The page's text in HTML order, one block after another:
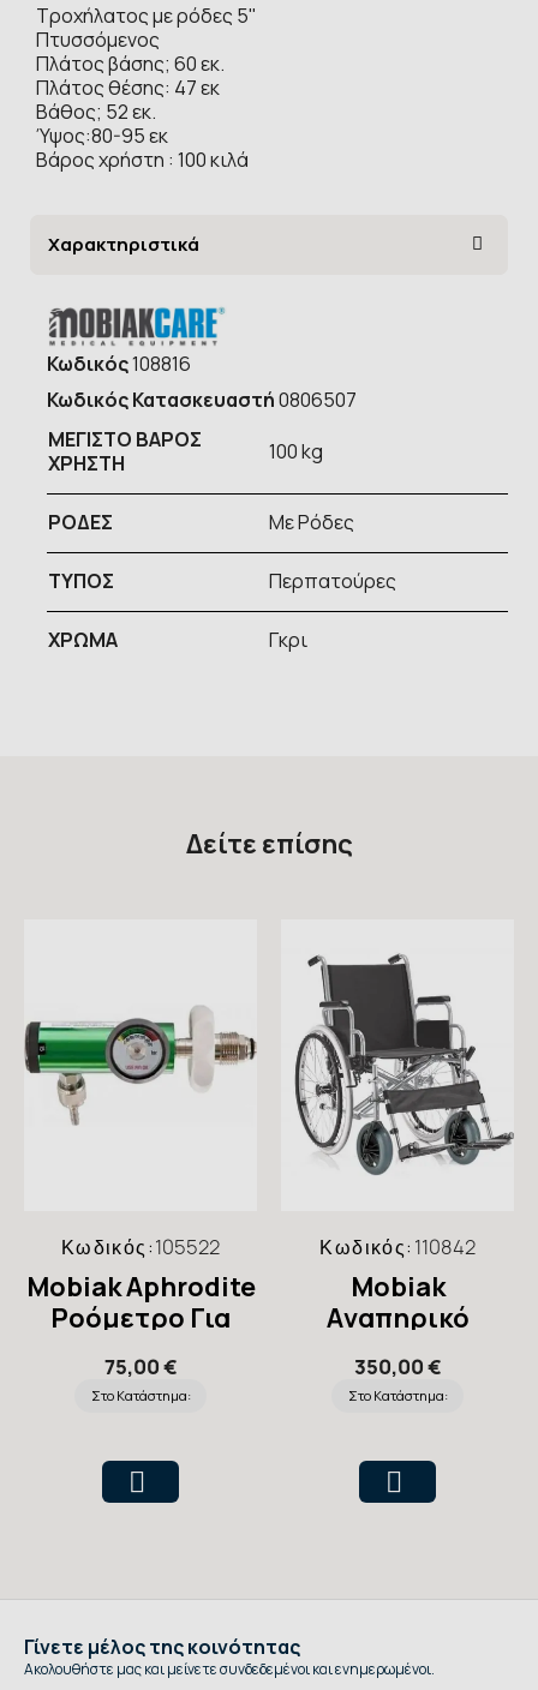
Τροχήλατος με ρόδες 5"
Πτυσσόμενος
Πλάτος βάσης; 60 εκ.
Πλάτος θέσης: 47 εκ
Βάθος; 52 εκ.
Ύψος:80-95 εκ
Βάρος χρήστη : 100 κιλά
Χαρακτηριστικά
Κωδικός108816
Κωδικός Κατασκευαστή0806507
ΜΕΓΙΣΤΟ ΒΑΡΟΣ
ΧΡΗΣΤΗ
100 kg
ΡΟΔΕΣ Με Ρόδες
ΤΥΠOΣ Περπατούρες
ΧΡΩΜΑ Γκρι
Δείτε επίσης
Κωδικός:105522
Mobiak Aphrodite
Ροόμετρο Για
75,00 €
Στο Κατάστημα:
Κωδικός: 110842
Mobiak
Aναπηρικό
43cm 24''
350,00 €
Στο Κατάστημα:
Γίνετε μέλος της κοινότητας
Ακολουθήστε μας και μείνετε συνδεδεμένοι και ενημερωμένοι.